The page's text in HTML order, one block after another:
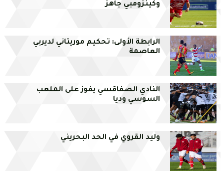
وكينزومبي جاهز
الرابطة الأولى: تحكيم موريتاني لديربي
العاصمة
النادي الصفاقسي يفوز على الملعب
السوسي وديا
وليد القروي في الحد البحريني